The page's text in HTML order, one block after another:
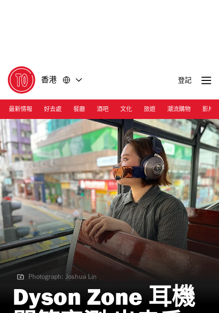
香港 登記
最新情報 好去處 餐廳 酒吧 文化 旅遊 潮流購物 影片
Photograph: Joshua Lin
Photograph: Joshua Lin
Dyson Zone 耳機